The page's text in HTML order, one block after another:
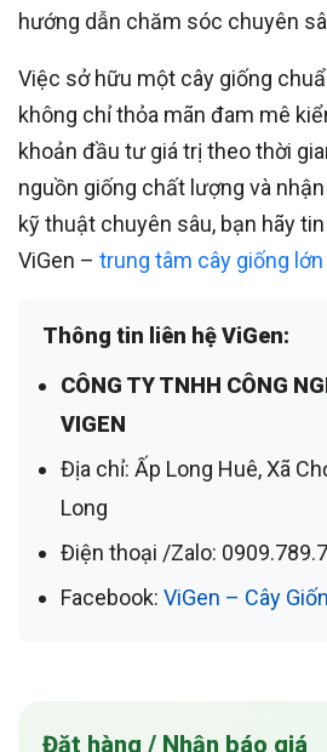
hướng dẫn chăm sóc chuyên
Việc sở hữu một cây giống
không chỉ thỏa mãn đam mê
khoản đầu tư giá trị theo thời
nguồn giống chất lượng và
kỹ thuật chuyên sâu, bạn hãy
ViGen – trung tâm cây giống
Thông tin liên hệ ViGen:
CÔNG TY TNHH CÔNG
VIGEN
Địa chỉ: Ấp Long Huê, Xã
Long
Điện thoại /Zalo:
Facebook: ViGen – Cây
Đặt hàng / Nhận báo giá